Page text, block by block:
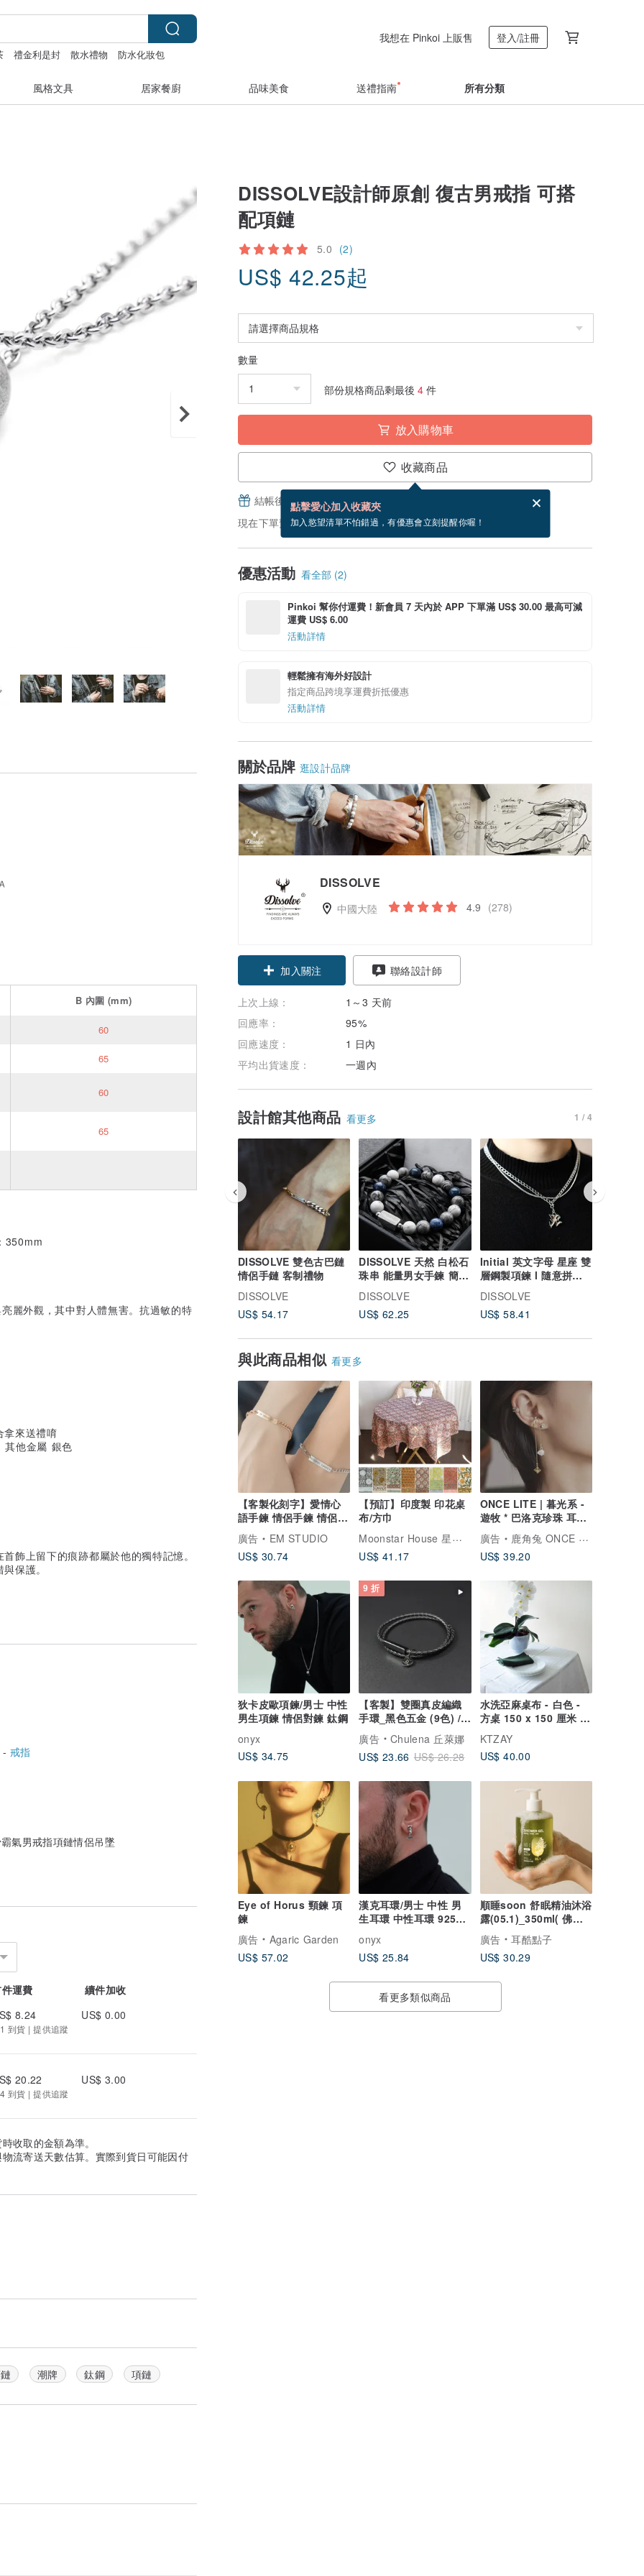
禮金利是封 散水禮物 防水化妝包
我想在 Pinkoi 上販售 登入/註冊
風格文具 居家餐廚 品味美食 送禮指南 所有分類
DISSOLVE設計師原創 復古男戒指 可搭
配項鏈
5.0 (2)
US$ 42.25起
數量
部份規格商品剩最後 4 件
放入購物車
收藏商品
點擊愛心加入收藏夾
加入慾望清單不怕錯過，有優惠會立刻提醒你喔！
結帳後填寫並分享，免費幫你寄送電子賀卡。
電子賀卡是什麼？
現在下單預估 8/17~9/11 到貨。
優惠活動 看全部 (2)
Pinkoi 幫你付運費！新會員 7 天內於 APP 下單滿 US$ 30.00 最高可減
運費 US$ 6.00
活動詳情
輕鬆擁有海外好設計
指定商品跨境享運費折抵優惠
活動詳情
關於品牌 逛設計品牌
DISSOLVE
中國大陸 4.9 (278)
加入關注 聯絡設計師
上次上線：
1～3 天前
回應率：
95%
回應速度：
1 日內
平均出貨速度：
一週內
設計館其他商品 看更多 1 / 4
DISSOLVE 雙色古巴鏈
情侶手鏈 客制禮物
DISSOLVE
US$ 54.17
DISSOLVE 天然 白松石
珠串 能量男女手鍊 簡約
情侶手環 定制刻字
DISSOLVE
US$ 62.25
Initial 英文字母 星座 雙
層鋼製項鍊 l 隨意拼配 I
可客製化刻字
DISSOLVE
US$ 58.41
與此商品相似 看更多
【客製化刻字】愛情心
語手鍊 情侶手鍊 情侶手
環 客製化 情侶
廣告
EM STUDIO
US$ 30.74
【預訂】印度製 印花桌
布/方巾
Moonstar House 星月屋
US$ 41.17
ONCE LITE | 暮光系 -
遊牧 * 巴洛克珍珠 耳骨
夾 耳夾
廣告
鹿角兔 ONCE UPON A TIME
US$ 39.20
狄卡皮歐項鍊/男士 中性
男生項鍊 情侶對鍊 鈦鋼
onyx
US$ 34.75
9 折
【客製】雙圈真皮編織
手環_黑色五金 (9色) /可
刻字
廣告
Chulena 丘萊娜
US$ 23.66 US$ 26.28
水洗亞麻桌布 - 白色 -
方桌 150 x 150 厘米 法
KTZAY
US$ 40.00
Eye of Horus 頸鍊 項
鍊
廣告
Agaric Garden
US$ 57.02
漢克耳環/男士 中性 男
生耳環 中性耳環 925銀
onyx
US$ 25.84
順睡soon 舒眠精油沐浴
露(05.1)_350ml( 佛手
柑/苦橙葉/甜橙 )
廣告
耳酷點子
US$ 30.29
看更多類似商品
B 內圍 (mm)
60
65
60
65
350mm
麗外觀，其中對人體無害。抗過敏的特
拿來送禮唷
飾上留下的痕跡都屬於他的獨特記憶。
保護。
-戒指
氣男戒指項鏈情侶吊墜
運費
續件加收
8.24
US$ 0.00
到貨 | 提供追蹤
20.22 US$ 3.00
到貨 | 提供追蹤
收取的金額為準。
流寄送天數估算。實際到貨日可能因付
潮牌 鈦鋼 項鏈